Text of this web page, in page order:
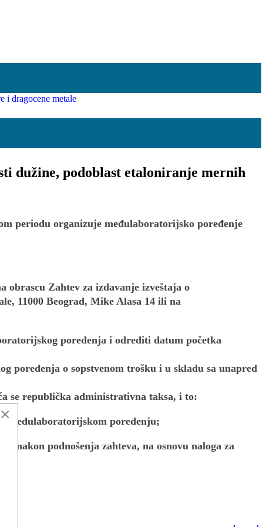
dužine, podoblast etaloniranje mernih
periodu organizuje međulaboratorijsko poređenje
obrascu Zahtev za izdavanje izveštaja o
11000 Beograd, Mike Alasa 14 ili na
poređenja i odrediti datum početka
poređenja o sopstvenom trošku i u skladu sa unapred
se republička administrativna taksa, i to:
međulaboratorijskom poređenju;
nakon podnošenja zahteva, na osnovu naloga za
×